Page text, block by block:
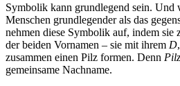
Symbolik kann grundlegend sein. Und
Menschen grundlegender als das
nehmen diese Symbolik auf, indem sie
der beiden Vornamen – sie mit ihrem D
zusammen einen Pilz formen. Denn Pilz
gemeinsame Nachname.